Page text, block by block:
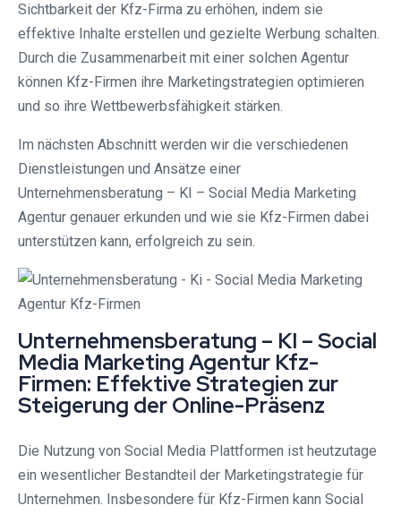
Sichtbarkeit der Kfz-Firma zu erhöhen, indem sie
effektive Inhalte erstellen und gezielte Werbung schalten.
Durch die Zusammenarbeit mit einer solchen Agentur
können Kfz-Firmen ihre Marketingstrategien optimieren
und so ihre Wettbewerbsfähigkeit stärken.
Im nächsten Abschnitt werden wir die verschiedenen
Dienstleistungen und Ansätze einer
Unternehmensberatung – KI – Social Media Marketing
Agentur genauer erkunden und wie sie Kfz-Firmen dabei
unterstützen kann, erfolgreich zu sein.
Unternehmensberatung – KI – Social
Media Marketing Agentur Kfz-
Firmen: Effektive Strategien zur
Steigerung der Online-Präsenz
Die Nutzung von Social Media Plattformen ist heutzutage
ein wesentlicher Bestandteil der Marketingstrategie für
Unternehmen. Insbesondere für Kfz-Firmen kann Social